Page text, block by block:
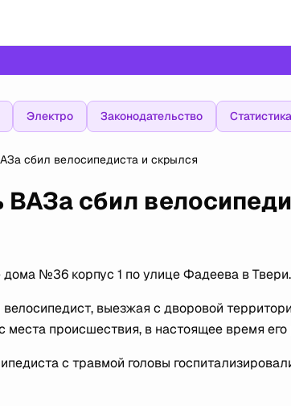
Электро Законодательство Статистика
сбил велосипедиста и скрылся
ВАЗа сбил
№36 корпус 1 по улице Фадеева в Твери.
выезжая с дворовой
происшествия, в настоящее время
с травмой головы